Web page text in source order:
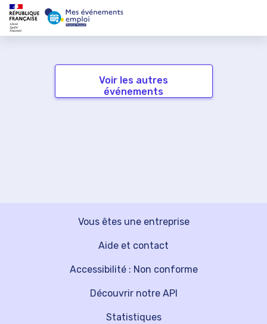
Voir les autres
événements
Vous êtes une entreprise
Découvrir notre API
Aide et contact
Statistiques
Accessibilité : Non conforme